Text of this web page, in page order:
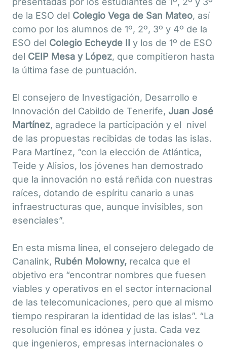
de la ESO del Colegio Vega de San Mateo, así
como por los alumnos de 1º, 2º, 3º y 4º de la
ESO del Colegio Echeyde II y los de 1º de ESO
del CEIP Mesa y López, que compitieron hasta
la última fase de puntuación.
El consejero de Investigación, Desarrollo e
Innovación del Cabildo de Tenerife, Juan José
Martínez, agradece la participación y el nivel
de las propuestas recibidas de todas las islas.
Para Martínez, “con la elección de Atlántica,
Teide y Alisios, los jóvenes han demostrado
que la innovación no está reñida con nuestras
raíces, dotando de espíritu canario a unas
infraestructuras que, aunque invisibles, son
esenciales”.
En esta misma línea, el consejero delegado de
Canalink, Rubén Molowny, recalca que el
objetivo era “encontrar nombres que fuesen
viables y operativos en el sector internacional
de las telecomunicaciones, pero que al mismo
tiempo respiraran la identidad de las islas”. “La
resolución final es idónea y justa. Cada vez
que ingenieros, empresas internacionales o